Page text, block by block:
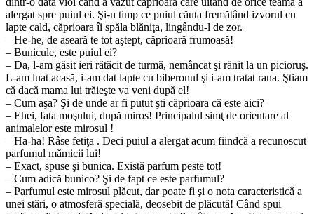
alergat spre puiul ei. Şi-n timp ce puiul căuta fremătând izvorul cu
lapte cald, căprioara îi spăla blăniţa, lingându-l de zor.
– He-he, de aseară te tot aştept, căprioară frumoasă!
– Bunicule, este puiul ei?
– Da, l-am găsit ieri rătăcit de turmă, nemâncat şi rănit la un picioruş.
L-am luat acasă, i-am dat lapte cu biberonul şi i-am tratat rana. Ştiam
că dacă mama lui trăieşte va veni după el!
– Cum aşa? Şi de unde ar fi putut şti căprioara că este aici?
– Ehei, fata moşului, după miros! Principalul simţ de orientare al
animalelor este mirosul !
– Ha-ha! Râse fetiţa . Deci puiul a alergat acum fiindcă a recunoscut
parfumul mămicii lui!
– Exact, spuse şi bunica. Există parfum peste tot!
– Cum adică bunico? Şi de fapt ce este parfumul?
– Parfumul este mirosul plăcut, dar poate fi şi o nota caracteristică a
unei stări, o atmosferă specială, deosebit de plăcută! Când spui